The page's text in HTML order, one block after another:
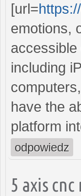
[url=
emotions,
including
have the
platform
odpowiedz
5 axis